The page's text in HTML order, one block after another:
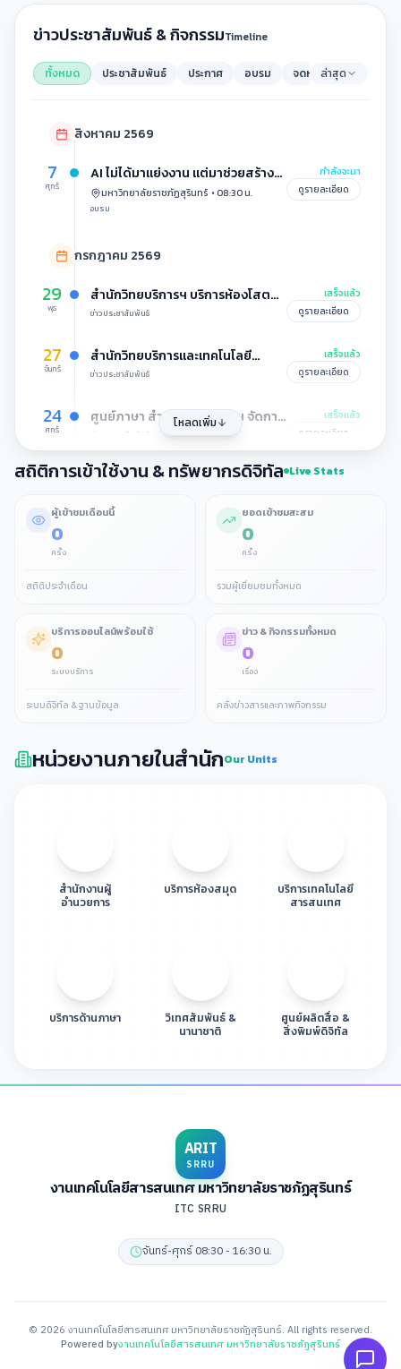
ข่าวประชาสัมพันธ์ & กิจกรรมTimeline
ทั้งหมด ประชาสัมพันธ์ ประกาศ อบรม จดหมายข่าว
ล่าสุด
สิงหาคม 2569
7
ศุกร์
AI ไม่ได้มาแย่งงาน แต่มาช่วยสร้าง
โอกาสใหม่!
มหาวิทยาลัยราชภัฏสุรินทร์ • 08:30น.
อบรม
กำลังจะมา
ดูรายละเอียด
กรกฎาคม 2569
29
พุธ
สํานักวิทยบริการฯ บริการห้องโสต
ทัศนวัสดุและอุปกรณ์โสตทัศนวัสดุใน
“การเขียนโปรแกรมเบื้องต้น
(Introduction to Programming)”
ข่าวประชาสัมพันธ์
เสร็จแล้ว
ดูรายละเอียด
27
จันทร์
สํานักวิทยบริการและเทคโนโลยี
สารสนเทศ เข้าร่วมกิจกรรม
เฉลิมพระชนมพรรษา 28 กรกฎาคม
2569
ข่าวประชาสัมพันธ์
เสร็จแล้ว
ดูรายละเอียด
24
ศุกร์
ศูนย์ภาษา สํานักวิทยบริการฯ จัดการ
ประชุมโครงการอบรมและทดสอบ
ภาษาอังกฤษ SRRU-TEP ด้วยระบบ
E-Testing ครั้งที่ 2/2569
ข่าวประชาสัมพันธ์
เสร็จแล้ว
ดูรายละเอียด
24
งานเทคโนโลยีสารสนเทศ สํานักวิทย
ปฏิบัติการ ปลดล็อกศักยภาพไอที ยก
เสร็จแล้ว
22
พุธ
งานเทคโนโลยีสารสนเทศ ได้เข้าร่วม
แลกเปลี่ยนมุมมองเพื่อยกระดับความ
22
22
พุธ
สํานักวิทยบริการและเทคโนโลยี
สารสนเทศ เข้าพบผู้บัญชาการเรือน
จํากลางสุรินทร์ เพื่อเตรียมความ
พร้อมการจัดบริการห้องสมุดในเรือน
โหลดเพิ่ม
สถิติการเข้าใช้งาน & ทรัพยากรดิจิทัล Live Stats
ผู้เข้าชมเดือนนี้
0
ครั้ง
สถิติประจำเดือน
ยอดเข้าชมสะสม
0
ครั้ง
รวมผู้เยี่ยมชมทั้งหมด
บริการออนไลน์พร้อมใช้
0
ระบบบริการ
ระบบดิจิทัล & ฐานข้อมูล
ข่าว & กิจกรรมทั้งหมด
0
เรื่อง
คลังข่าวสารและภาพกิจกรรม
หน่วยงานภายในสำนักOur Units
สำนักงานผู้
อำนวยการ
บริการห้องสมุด
บริการเทคโนโลยี
สารสนเทศ
บริการด้านภาษา
วิเทศสัมพันธ์ &
นานาชาติ
ศูนย์ผลิตสื่อ &
สิ่งพิมพ์ดิจิทัล
ARIT
SRRU
งานเทคโนโลยีสารสนเทศ มหาวิทยาลัยราชภัฏสุรินทร์
ITC SRRU
จันทร์-ศุกร์ 08:30 - 16:30 น.
© 2026 งานเทคโนโลยีสารสนเทศ มหาวิทยาลัยราชภัฏสุรินทร์. All rights reserved.
Powered byงานเทคโนโลยีสารสนเทศ มหาวิทยาลัยราชภัฏสุรินทร์